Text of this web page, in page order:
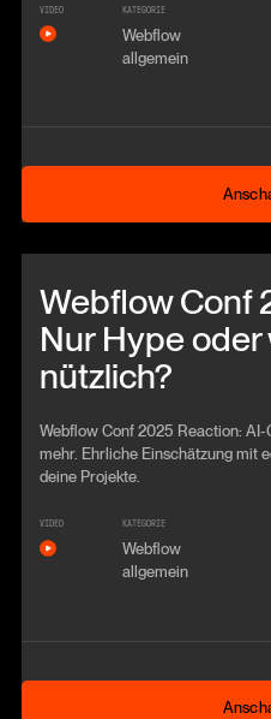
VIDEO KATEGORIE
Webflow
allgemein
Anschauen
Webflow Conf
Nur Hype oder
nützlich?
Webflow Conf 2025 Reaction:
mehr. Ehrliche Einschätzung mit
deine Projekte.
VIDEO KATEGORIE
Webflow
allgemein
Anschauen